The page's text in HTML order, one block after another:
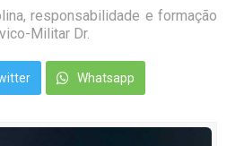
responsabilidade e formação
Militar Dr.
Whatsapp